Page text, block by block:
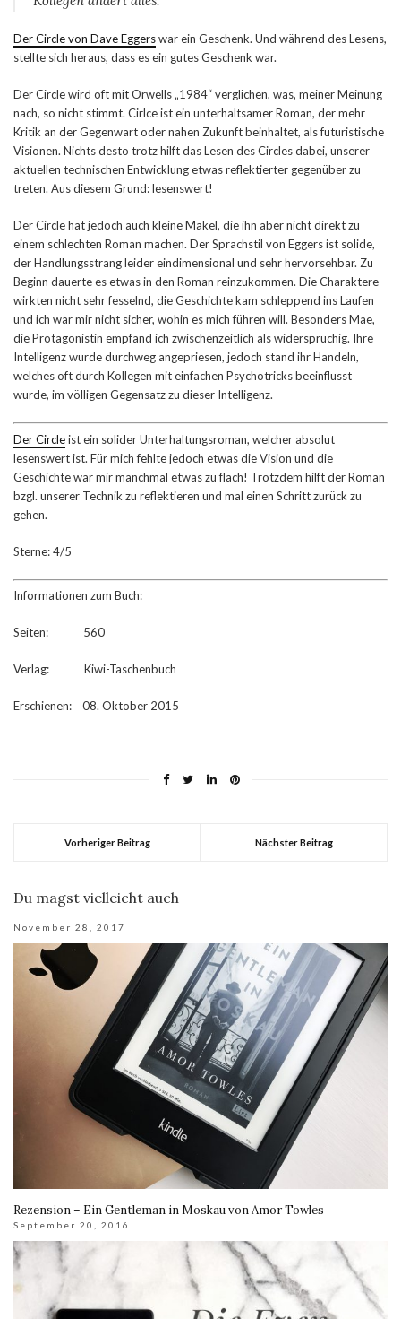
Der Circle von Dave Eggerswar ein Geschenk. Und während des Lesens,
stellte sich heraus, dass es ein gutes Geschenk war.
Der Circle wird oft mit Orwells „1984“ verglichen, was, meiner Meinung
nach, so nicht stimmt. Cirlce ist ein unterhaltsamer Roman, der mehr
Kritik an der Gegenwart oder nahen Zukunft beinhaltet, als futuristische
Visionen. Nichts desto trotz hilft das Lesen des Circles dabei, unserer
aktuellen technischen Entwicklung etwas reflektierter gegenüber zu
treten. Aus diesem Grund: lesenswert!
Der Circle hat jedoch auch kleine Makel, die ihn aber nicht direkt zu
einem schlechten Roman machen. Der Sprachstil von Eggers ist solide,
der Handlungsstrang leider eindimensional und sehr hervorsehbar. Zu
Beginn dauerte es etwas in den Roman reinzukommen. Die Charaktere
wirkten nicht sehr fesselnd, die Geschichte kam schleppend ins Laufen
und ich war mir nicht sicher, wohin es mich führen will. Besonders Mae,
die Protagonistin empfand ich zwischenzeitlich als widersprüchig. Ihre
Intelligenz wurde durchweg angepriesen, jedoch stand ihr Handeln,
welches oft durch Kollegen mit einfachen Psychotricks beeinflusst
wurde, im völligen Gegensatz zu dieser Intelligenz.
Der Circleist ein solider Unterhaltungsroman, welcher absolut
lesenswert ist. Für mich fehlte jedoch etwas die Vision und die
Geschichte war mir manchmal etwas zu flach! Trotzdem hilft der Roman
bzgl. unserer Technik zu reflektieren und mal einen Schritt zurück zu
gehen.
Sterne: 4/5
Informationen zum Buch:
Seiten: 560
Verlag: Kiwi-Taschenbuch
Erschienen: 08. Oktober 2015
Vorheriger Beitrag Nächster Beitrag
Du magst vielleicht auch
November 28, 2017
Rezension – Ein Gentleman in Moskau von Amor Towles
September 20, 2016